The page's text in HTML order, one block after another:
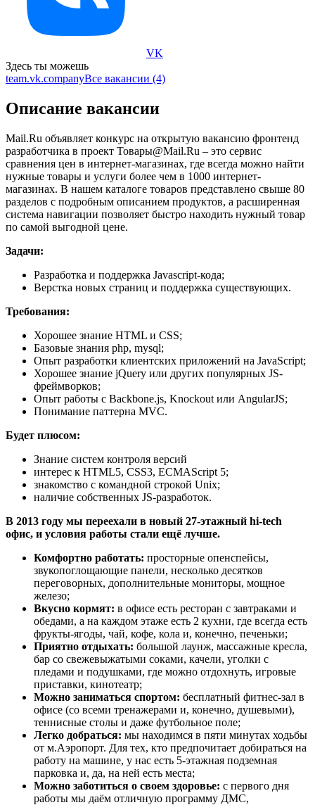
VK
Здесь ты можешь
team.vk.companyВсе вакансии (4)
Описание вакансии
Mail.Ru объявляет конкурс на открытую вакансию фронтенд
разработчика в проект Товары@Mail.Ru – это сервис
сравнения цен в интернет-магазинах, где всегда можно найти
нужные товары и услуги более чем в 1000 интернет-
магазинах. В нашем каталоге товаров представлено свыше 80
разделов с подробным описанием продуктов, а расширенная
система навигации позволяет быстро находить нужный товар
по самой выгодной цене.
Задачи:
Разработка и поддержка Javascript-кода;
Верстка новых страниц и поддержка существующих.
Требования:
Хорошее знание HTML и CSS;
Базовые знания php, mysql;
Опыт разработки клиентских приложений на JavaScript;
Хорошее знание jQuery или других популярных JS-
фреймворков;
Опыт работы с Backbone.js, Knockout или AngularJS;
Понимание паттерна MVC.
Будет плюсом:
Знание систем контроля версий
интерес к HTML5, CSS3, ECMAScript 5;
знакомство с командной строкой Unix;
наличие собственных JS-разработок.
В 2013 году мы переехали в новый 27-этажный hi-tech
офис, и условия работы стали ещё лучше.
Комфортно работать: просторные опенспейсы,
звукопоглощающие панели, несколько десятков
переговорных, дополнительные мониторы, мощное
железо;
Вкусно кормят: в офисе есть ресторан с завтраками и
обедами, а на каждом этаже есть 2 кухни, где всегда есть
фрукты-ягоды, чай, кофе, кола и, конечно, печеньки;
Приятно отдыхать: большой лаунж, массажные кресла,
бар со свежевыжатыми соками, качели, уголки с
пледами и подушками, где можно отдохнуть, игровые
приставки, кинотеатр;
Можно заниматься спортом: бесплатный фитнес-зал в
офисе (со всеми тренажерами и, конечно, душевыми),
теннисные столы и даже футбольное поле;
Легко добраться: мы находимся в пяти минутах ходьбы
от м.Аэропорт. Для тех, кто предпочитает добираться на
работу на машине, у нас есть 5-этажная подземная
парковка и, да, на ней есть места;
Можно заботиться о своем здоровье: с первого дня
работы мы даём отличную программу ДМС,